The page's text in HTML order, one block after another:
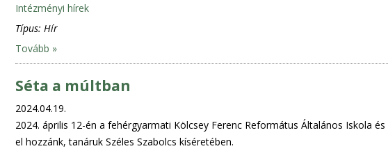
Intézményi hírek
Típus: Hír
Tovább »
Séta a múltban
2024.04.19.
2024. április 12-én a fehérgyarmati Kölcsey Ferenc Református Általános Iskola
el hozzánk, tanáruk Széles Szabolcs kíséretében.